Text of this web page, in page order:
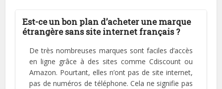
Est-ce un bon plan d’acheter une marque
étrangère sans site internet français ?
De très nombreuses marques sont faciles d’accès
en ligne grâce à des sites comme Cdiscount ou
Amazon. Pourtant, elles n’ont pas de site internet,
pas de numéros de téléphone. Cela ne signifie pas